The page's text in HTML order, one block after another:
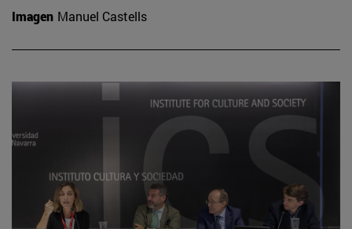
Imagen Manuel Castells